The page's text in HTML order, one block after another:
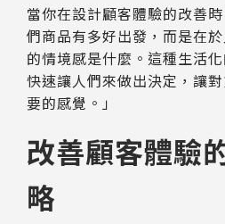
當你在設計顧客體驗的改善
們商品有多好出發，而是在
的情境感是什麼。這種生活
快速讓人們來做出決定，讓
要的感覺。」
改善顧客體驗
略